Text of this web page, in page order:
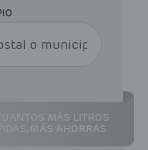
CUANTOS MÁS LITROS
MÁS AHORRAS